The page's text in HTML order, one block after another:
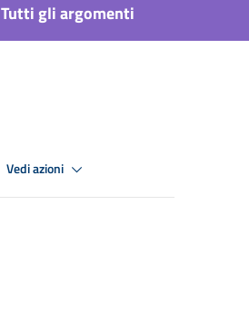
Tutti gli argomenti
Vedi azioni